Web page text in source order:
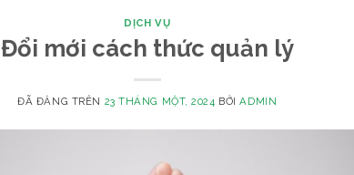
DỊCH VỤ
Đổi mới cách thức quản lý
ĐÃ ĐĂNG TRÊN 23 THÁNG MỘT, 2024 BỞIADMIN